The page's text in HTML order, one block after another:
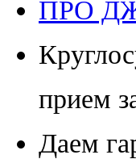
ПРО
прием
Даем